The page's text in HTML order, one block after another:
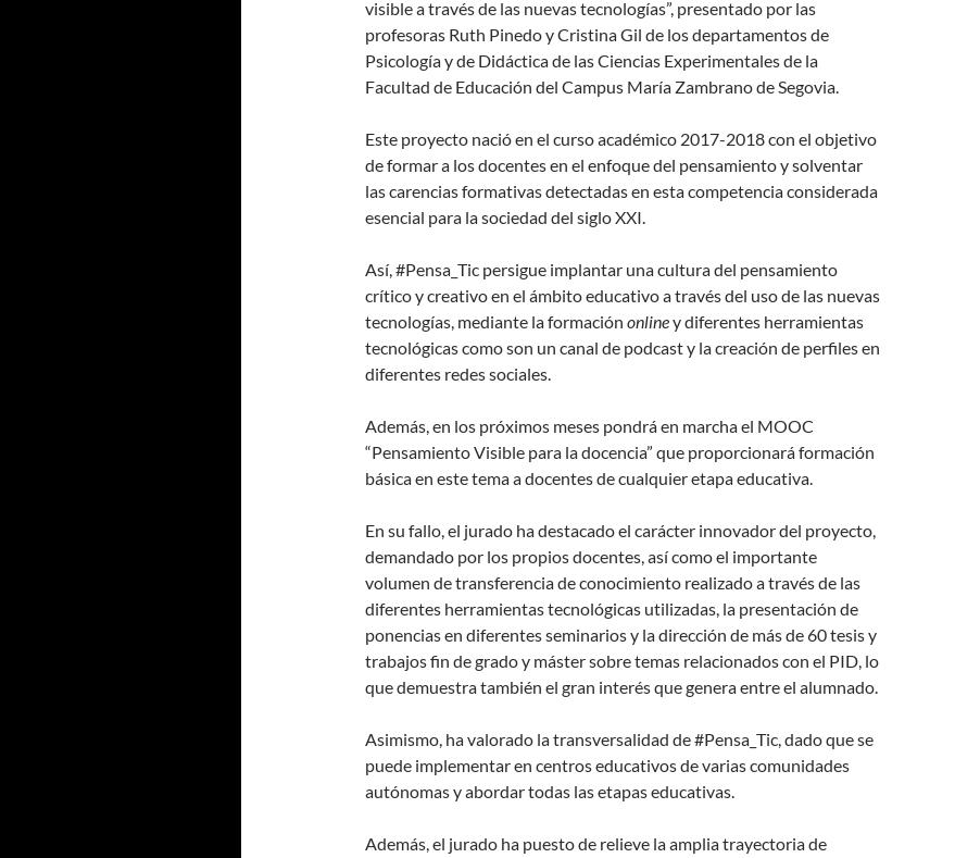
visible a través de las nuevas tecnologías”, presentado por las
profesoras Ruth Pinedo y Cristina Gil de los departamentos de
Psicología y de Didáctica de las Ciencias Experimentales de la
Facultad de Educación del Campus María Zambrano de Segovia.
Este proyecto nació en el curso académico 2017-2018 con el objetivo
de formar a los docentes en el enfoque del pensamiento y solventar
las carencias formativas detectadas en esta competencia considerada
esencial para la sociedad del siglo XXI.
Así, #Pensa_Tic persigue implantar una cultura del pensamiento
crítico y creativo en el ámbito educativo a través del uso de las nuevas
tecnologías, mediante la formación onliney diferentes herramientas
tecnológicas como son un canal de podcast y la creación de perfiles en
diferentes redes sociales.
Además, en los próximos meses pondrá en marcha el MOOC
“Pensamiento Visible para la docencia” que proporcionará formación
básica en este tema a docentes de cualquier etapa educativa.
En su fallo, el jurado ha destacado el carácter innovador del proyecto,
demandado por los propios docentes, así como el importante
volumen de transferencia de conocimiento realizado a través de las
diferentes herramientas tecnológicas utilizadas, la presentación de
ponencias en diferentes seminarios y la dirección de más de 60 tesis y
trabajos fin de grado y máster sobre temas relacionados con el PID, lo
que demuestra también el gran interés que genera entre el alumnado.
Asimismo, ha valorado la transversalidad de #Pensa_Tic, dado que se
puede implementar en centros educativos de varias comunidades
autónomas y abordar todas las etapas educativas.
Además, el jurado ha puesto de relieve la amplia trayectoria de